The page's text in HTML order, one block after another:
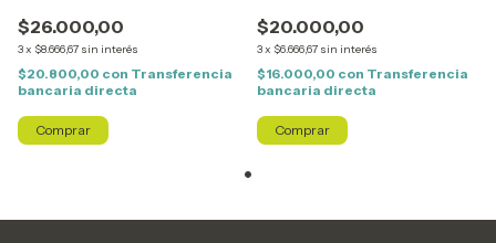
$26.000,00
3x $8.666,67 sin interés
$20.800,00 con Transferencia
bancaria directa
Comprar
$20.000,00
3x $6.666,67 sin interés
$16.000,00 con Transferencia
bancaria directa
Comprar